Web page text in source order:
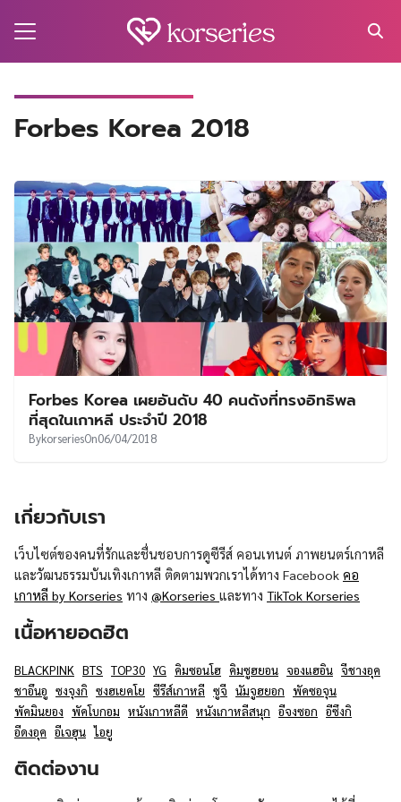
Forbes Korea 2018
Forbes Korea เผยอันดับ 40 คนดังที่ทรงอิทธิพล
ที่สุดในเกาหลี ประจำปี 2018
BykorseriesOn06/04/2018
เกี่ยวกับเรา
เว็บไซต์ของคนที่รักและชื่นชอบการดูซีรีส์ คอนเทนต์ ภาพยนตร์เกาหลี
และวัฒนธรรมบันเทิงเกาหลี ติดตามพวกเราได้ทาง Facebook คอ
เกาหลี by Korseries ทาง @Korseries และทาง TikTok Korseries
เนื้อหายอดฮิต
BLACKPINK BTS TOP30 YG คิมซอนโฮ คิมซูฮยอน จองแฮอิน จีชางอุค
ชาอึนอู ซงจุงกิ ซงฮเยคโย ซีรีส์เกาหลี ซูจี นัมจูฮยอก พัคซอจุน
พัคมินยอง พัคโบกอม หนังเกาหลีดี หนังเกาหลีสนุก อีจงซอก อีซึงกิ
อีดงอุค อีเจฮุน ไอยู
ติดต่องาน